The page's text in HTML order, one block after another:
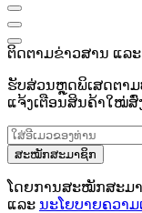
ຕິດຕາມຂ່າວສານ ແລ
ຮັບສ່ວນຫຼຸດພິເສດຕາມ
ແຈ້ງເຕືອນສິນຄ້າໃໝ່ສົ່
ສະໝັກສະມາຊິກ
ໂດຍການສະໝັກສະມ
ແລະ ນະໂຍບາຍຄວາ